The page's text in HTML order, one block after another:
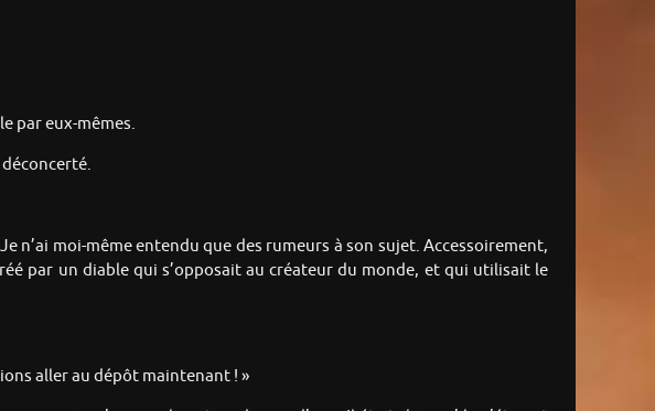
par eux-mêmes.
n’ai moi-même entendu que des rumeurs à son sujet. Accessoirement,
par un diable qui s’opposait au créateur du monde, et qui utilisait le
aller au dépôt maintenant ! »